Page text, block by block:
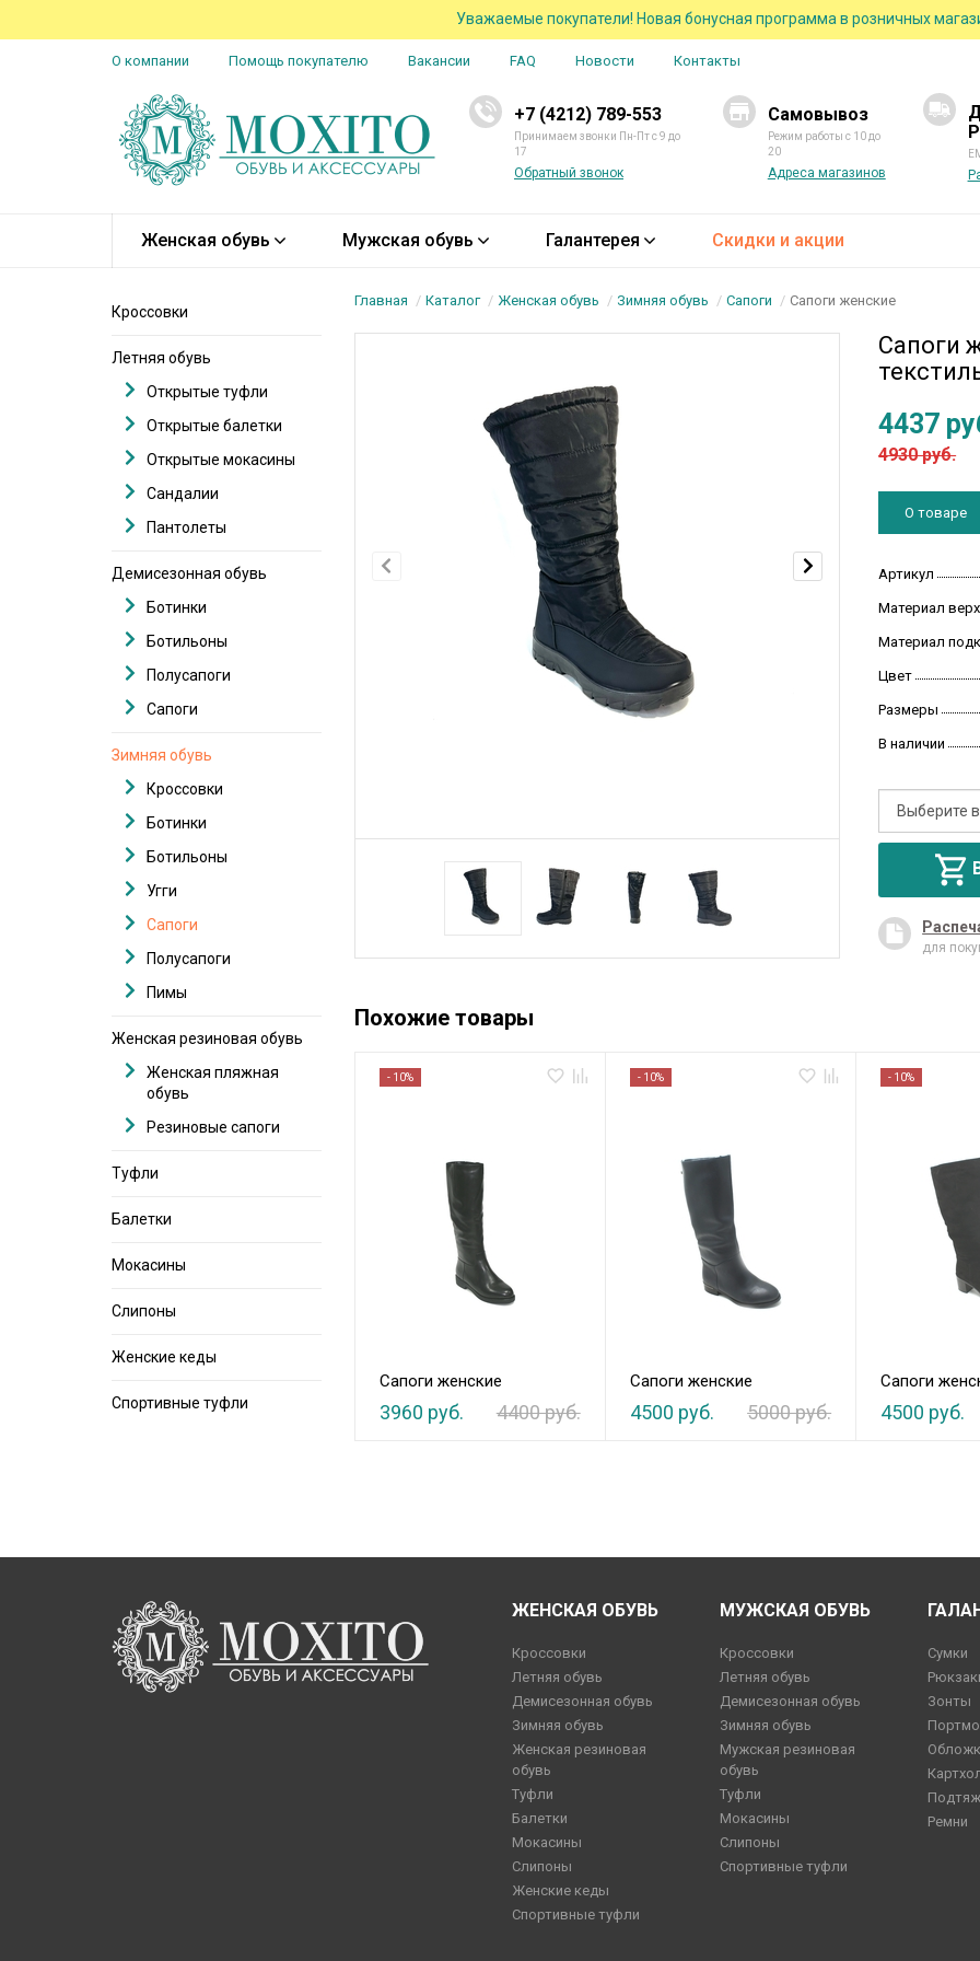
Уважаемые покупатели! Новая бонусная программа в розничных
О компании Помощь покупателю Вакансии FAQ Новости Контакты
+7 (4212) 789-553
Принимаем звонки Пн-Пт с 9 до
17
Обратный звонок
Самовывоз
Режим работы с 10 до
20
Адреса магазинов
Женская обувь Мужская обувь Галантерея Скидки и акции
Главная Каталог Женская обувь Зимняя обувь Сапоги Сапоги женские
Сапоги
4437
4930 руб.
О товаре
Артикул
Материал
Материал
Цвет
Размеры
В наличии
для
Похожие товары
- 10%
Сапоги женские
3960 руб. 4400 руб.
- 10%
Сапоги женские
4500 руб. 5000 руб.
- 10%
Сапоги
4500 руб.
Кроссовки
Летняя обувь
Открытые туфли
Открытые балетки
Открытые мокасины
Сандалии
Пантолеты
Демисезонная обувь
Ботинки
Ботильоны
Полусапоги
Сапоги
Зимняя обувь
Кроссовки
Ботинки
Ботильоны
Угги
Сапоги
Полусапоги
Пимы
Женская резиновая обувь
Женская пляжная
обувь
Резиновые сапоги
Туфли
Балетки
Мокасины
Слипоны
Женские кеды
Спортивные туфли
ЖЕНСКАЯ ОБУВЬ
Кроссовки
Летняя обувь
Демисезонная обувь
Зимняя обувь
Женская резиновая
обувь
Туфли
Балетки
Мокасины
Слипоны
Женские кеды
Спортивные туфли
МУЖСКАЯ ОБУВЬ
Кроссовки
Летняя обувь
Демисезонная обувь
Зимняя обувь
Мужская резиновая
обувь
Туфли
Мокасины
Слипоны
Спортивные туфли
Сумки
Зонты
Ремни